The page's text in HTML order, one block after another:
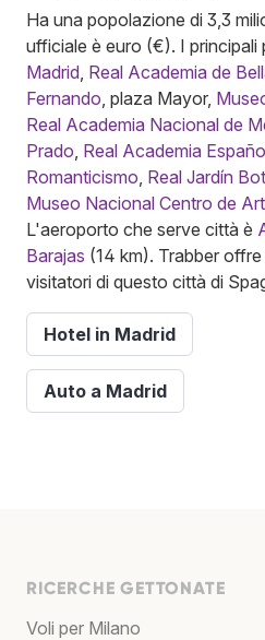
Ha una popolazione di 3,3
ufficiale è euro (€). I principali
Madrid Real Academia de
Fernando , plaza Mayor,
Real Academia Nacional de
Prado Real Academia
Romanticismo Real Jardín
Museo Nacional Centro de
L'aeroporto che serve città è
Barajas (14 km). Trabber
visitatori di questo città di
Hotel in Madrid
Auto a Madrid
RICERCHE GETTONATE
Voli per Milano